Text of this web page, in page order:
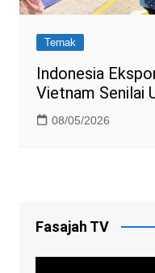
Ternak
Indonesia
Vietnam Senilai
08/05/2026
Fasajah TV